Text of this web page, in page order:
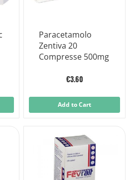
Paracetamolo
Zentiva 20
Compresse 500mg
€3.60
Add to Cart